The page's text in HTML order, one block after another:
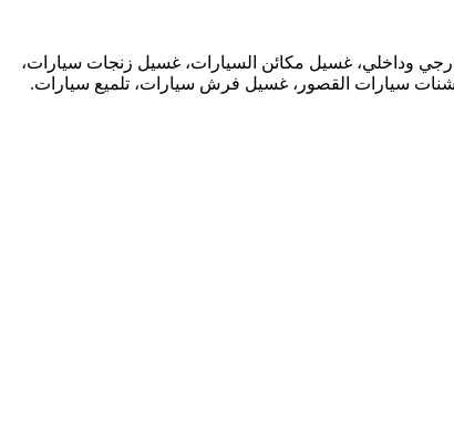
وداخلي، غسيل مكائن السيارات، غسيل زنجات سيارات،
سيارات القصور، غسيل فرش سيارات، تلميع سيارات.